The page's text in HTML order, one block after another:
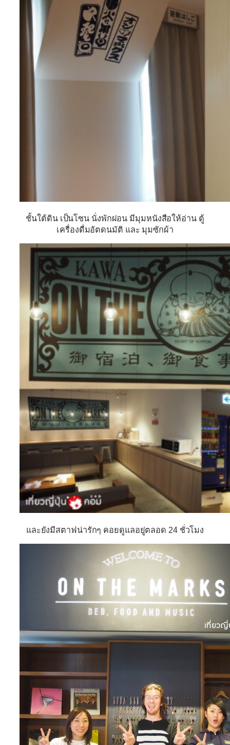
ชั้นใต้ดิน เป็นโซน นั่งพักผ่อน มีมุมหนังสือให้อ่าน ตู้
เครื่องดื่มอัตดนมัติ และ มุมซักผ้า
และยังมีสตาฟน่ารักๆ คอยดูแลอยู่ตลอด 24 ชั่วโมง